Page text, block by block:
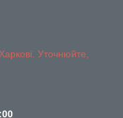
Уточнюйте,